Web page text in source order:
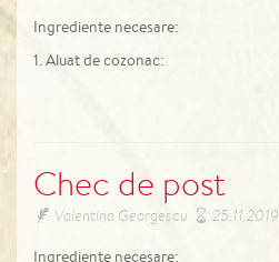
Ingrediente necesare:
1. Aluat de cozonac:
Chec de post
Valentina Georgescu 25.11.2019
Ingrediente necesare: